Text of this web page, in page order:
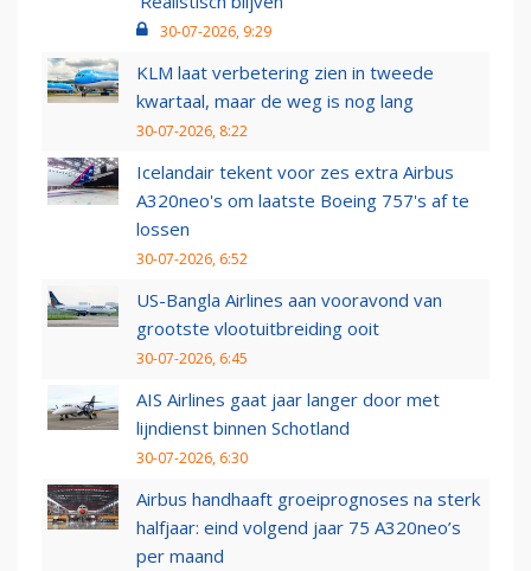
30-07-2026, 9:29
KLM laat verbetering zien in tweede
kwartaal, maar de weg is nog lang
30-07-2026, 8:22
Icelandair tekent voor zes extra Airbus
A320neo's om laatste Boeing 757's af te
lossen
30-07-2026, 6:52
US-Bangla Airlines aan vooravond van
grootste vlootuitbreiding ooit
30-07-2026, 6:45
AIS Airlines gaat jaar langer door met
lijndienst binnen Schotland
30-07-2026, 6:30
Airbus handhaaft groeiprognoses na sterk
halfjaar: eind volgend jaar 75 A320neo’s
per maand